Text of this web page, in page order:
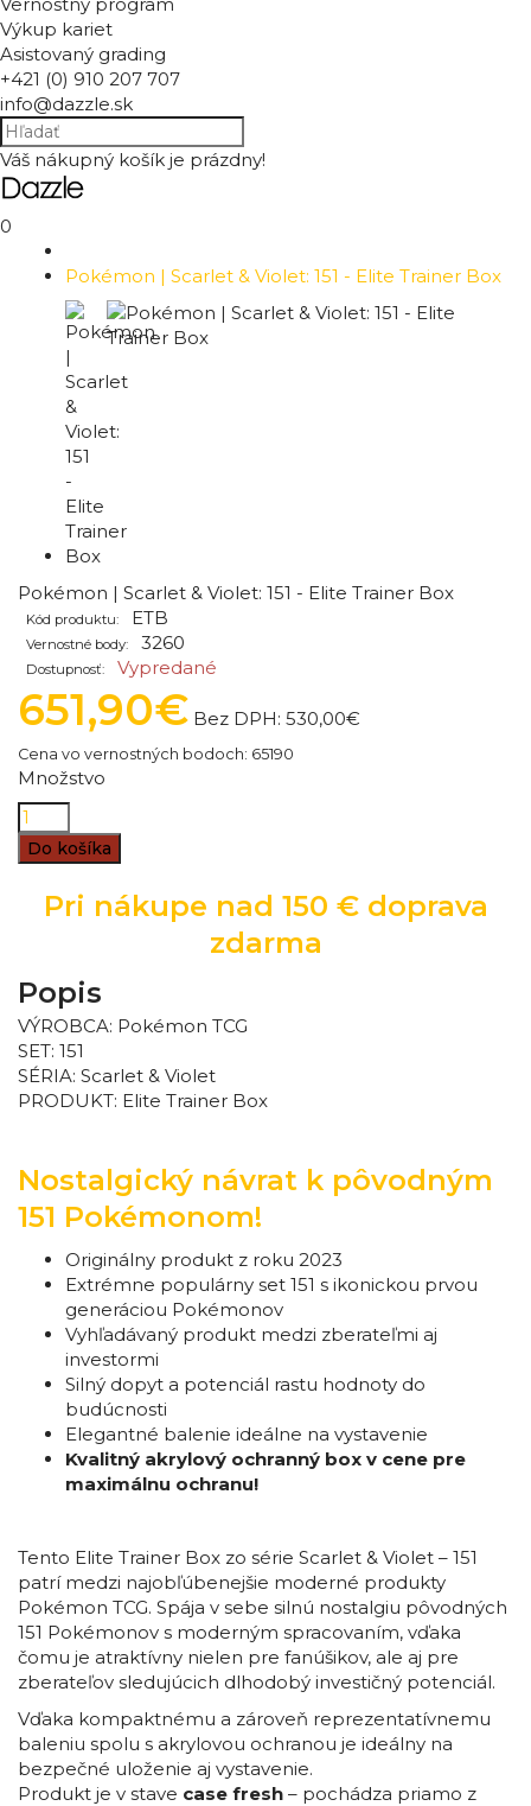
Výkup kariet
Asistovaný grading
+421 (0) 910 207 707
info@dazzle.sk
Váš nákupný košík je prázdny!
0
Pokémon | Scarlet & Violet: 151 - Elite Trainer Box
Pokémon | Scarlet & Violet: 151 - Elite Trainer Box
Kód produktu: ETB
Vernostné body: 3260
Dostupnosť: Vypredané
651,90€ Bez DPH: 530,00€
Cena vo vernostných bodoch: 65190
Množstvo
Do košíka
Pri nákupe nad 150 € doprava
zdarma
Popis
VÝROBCA: Pokémon TCG
SET: 151
SÉRIA: Scarlet & Violet
PRODUKT: Elite Trainer Box
Nostalgický návrat k pôvodným
151 Pokémonom!
Originálny produkt z roku 2023
Extrémne populárny set 151 s ikonickou prvou
generáciou Pokémonov
Vyhľadávaný produkt medzi zberateľmi aj
investormi
Silný dopyt a potenciál rastu hodnoty do
budúcnosti
Elegantné balenie ideálne na vystavenie
Kvalitný akrylový ochranný box v cene pre
maximálnu ochranu!
Tento Elite Trainer Box zo série Scarlet & Violet – 151
patrí medzi najobľúbenejšie moderné produkty
Pokémon TCG. Spája v sebe silnú nostalgiu pôvodných
151 Pokémonov s moderným spracovaním, vďaka
čomu je atraktívny nielen pre fanúšikov, ale aj pre
zberateľov sledujúcich dlhodobý investičný potenciál.
Vďaka kompaktnému a zároveň reprezentatívnemu
baleniu spolu s akrylovou ochranou je ideálny na
bezpečné uloženie aj vystavenie.
Produkt je v stave case fresh – pochádza priamo z